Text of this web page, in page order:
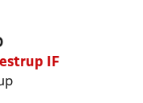
IF